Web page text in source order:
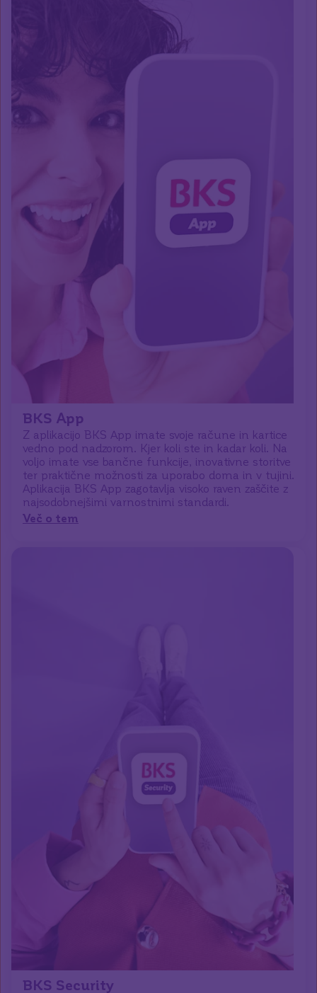
BKS App
Z aplikacijo BKS App imate svoje račune in kartice
vedno pod nadzorom. Kjer koli ste in kadar koli. Na
voljo imate vse bančne funkcije, inovativne storitve
ter praktične možnosti za uporabo doma in v tujini.
Aplikacija BKS App zagotavlja visoko raven zaščite z
najsodobnejšimi varnostnimi standardi.
Več o tem
BKS Security